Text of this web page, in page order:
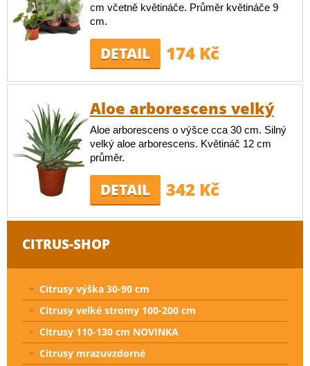
cm včetně květináče. Průměr květináče 9
cm.
DETAIL 174 Kč
Aloe arborescens velký
Aloe arborescens o výšce cca 30 cm. Silný
velký aloe arborescens. Květináč 12 cm
průměr.
DETAIL 342 Kč
CITRUS-SHOP
Citrusy výška 30-90 cm
Citrusy velké stromy 100-200 cm
Citrusy 110-130 cm NOVINKA
Citrusy mrazuvzdorné